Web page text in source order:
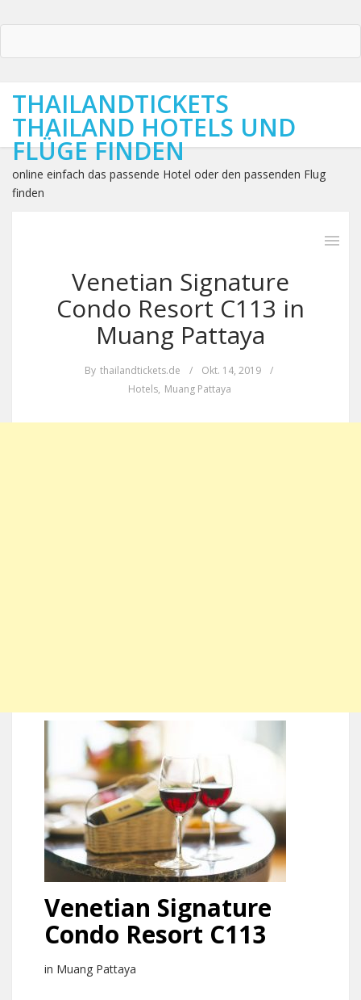
THAILANDTICKETS
THAILAND HOTELS UND
FLÜGE FINDEN
online einfach das passende Hotel oder den passenden Flug
finden
Venetian Signature
Condo Resort C113 in
Muang Pattaya
By thailandtickets.de / Okt. 14, 2019
/
Hotels, Muang Pattaya
Venetian Signature
Condo Resort C113
in Muang Pattaya